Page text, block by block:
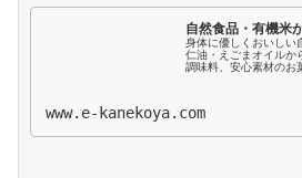
自然食品・有機米
身体に優しくおいしい
仁油・えごまオイルか
調味料、安心素材のお
www.e-kanekoya.com